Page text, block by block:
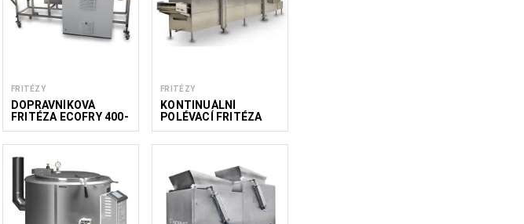
FRITÉZY
DOPRAVNÍKOVÁ
FRITÉZA ECOFRY 400-
1500
FRITÉZY
KONTINUÁLNÍ
POLÉVACÍ FRITÉZA
COMBI FRY 600/2000